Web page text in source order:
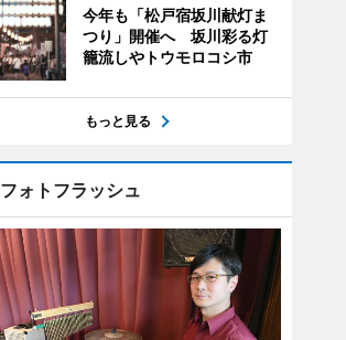
今年も「松戸宿坂川献灯ま
つり」開催へ 坂川彩る灯
籠流しやトウモロコシ市
もっと見る
フォトフラッシュ